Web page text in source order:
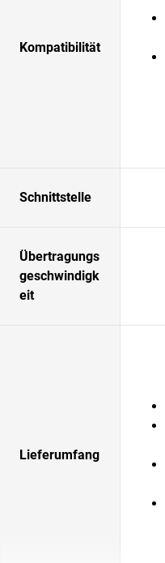
Kompatibilität
Schnittstelle
Übertragungs
geschwindigk
eit
Lieferumfang